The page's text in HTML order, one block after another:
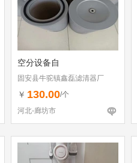
空分设备自
固安县牛驼镇鑫磊滤清器厂
￥ 130.00/个
河北-廊坊市